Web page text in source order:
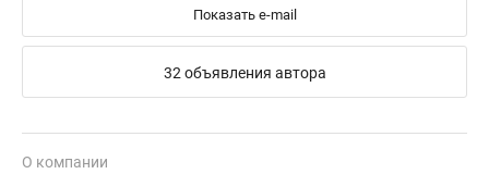
Показать e-mail
32 объявления автора
О компании